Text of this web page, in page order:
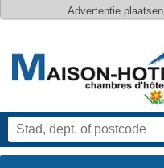
Advertentie plaatsen